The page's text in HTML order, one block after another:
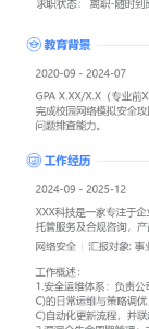
工作经历
2024-09 -
XXX科技是一家
为面向中型企业
业客户，与多家
网络安全
工作概述：